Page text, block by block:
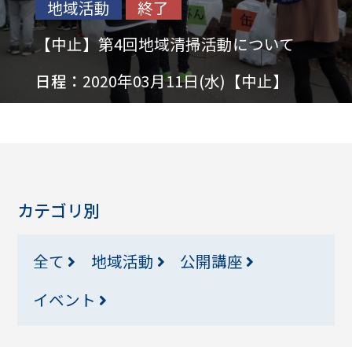
地域活動
終了
【中止】第4回地域清掃活動について
日程： 2020年03月11日(水)【中止】
カテゴリ別
全て 地域活動
公開講座
イベント